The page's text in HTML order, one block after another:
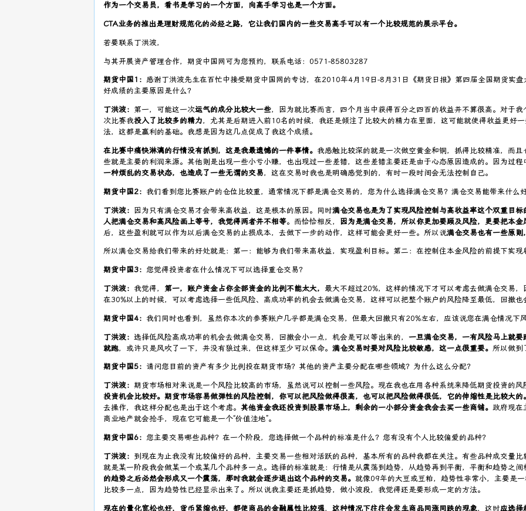
作为一个交易员，看书是学习的一个方面，向高手学习也是一个方面。
CTA业务的推出是理财规范化的必经之路，它让我们国内的一些交易高手可以有一个比较规范的展示平台。
若要联系丁洪波，
与其开展资产管理合作，期货中国网可为您预约，联系电话：0571-85803287
期货中国1： 感谢丁洪波先生在百忙中接受期货中国网的专访，在2010年4月19日-8月31日《期货日报》第四届全国期货实
好成绩的主要原因是什么？
丁洪波： 第一，可能这一次运气的成分比较大一些，因为就比赛而言，四个月当中获得百分之四百的收益并不算很高。对于
次比赛我投入了比较多的精力，尤其是后期进入前10名的时候，我还是倾注了比较大的精力在里面，这可能就使得收益更好
法，这都是赢利的基础。我想是因为这几点促成了我这个成绩。
在比赛中痛快淋漓的行情没有抓到，这是我最遗憾的一件事情。 我感触比较深的就是一次做空黄金和铜，抓得比较精准，而
些就是主要的利润来源。其他则是出现一些小亏小赚，也出现过一些差错，这些差错主要还是由于心态原因造成的。因为过程
一种烦乱的交易状态，也造成了一些无谓的交易，这在交易时我也是明确感觉到的，有时一段时间会无法控制自己。
期货中国2： 我们看到您比赛账户的仓位比较重，通常情况下都是满仓交易的，您为什么选择满仓交易？满仓交易能带来什么好
丁洪波： 因为只有满仓交易才会带来高收益，这是根本的原因。同时满仓交易也是为了实现风险控制与高收益率这个双重目标
人把满仓交易和高风险画上等号，我觉得两者并不相等。而恰恰相反， 因为是满仓交易，所以你更加要顾及风险，更要把本
后，这些盈利就可以作为以后满仓交易的止损成本，去做下一步的动作，这样可能会更好一些。所以说满仓交易也有一些原则
所以满仓交易给我们带来的好处就是：第一：能够为我们带来高收益，实现盈利目标。第二：在控制住本金风险的前提下实现
期货中国3： 您觉得投资者在什么情况下可以选择重仓交易？
丁洪波： 我觉得， 第一，账户资金占你全部资金的比例不能太大， 最大不超过20%，这样的情况下才可以考虑去做满仓交易，
在30%以上的时候，可以考虑选择一些低风险、高成功率的机会去做满仓交易，这样可以把整个账户的风险降至最低，回撤也
期货中国4： 我们同时也看到，虽然你本次的参赛账户几乎都是满仓交易，但最大回撤只有20%左右，应该说您在满仓情况下
丁洪波： 选择低风险高成功率的机会去做满仓交易，回撤会小一点，机会是可以等出来的， 一旦满仓交易，一有风险马上就
就跑，或许只是风吹了一下，并没有狼过来，但这样至少可以保命。 满仓交易时要对风险比较敏感，这一点很重要。 所以做到
期货中国5： 请问您目前的资产有多少比例投在期货市场？其他的资产主要分配在哪些领域？为什么这么分配？
丁洪波： 期货市场相对来说是一个风险比较高的市场，虽然说可以控制一些风险。现在我也在用各种系统来降低期货投资的风
投资机会比较好。期货市场容易做弹性的风险控制，你可以把风险做得很高，也可以把风险做得很低，它的伸缩性是比较大的。
去操作，我这样分配也是出于这个考虑。 其他资金我还投资到股票市场上，剩余的一小部分资金我会去买一些商铺。 政府现在
商业地产就会抢手，现在它可能是一个“价值洼地”。
期货中国6： 您主要交易哪些品种？在一个阶段，您选择做一个品种的标准是什么？您有没有个人比较偏爱的品种？
丁洪波： 到现在为止我没有比较偏好的品种，主要交易一些相对活跃的品种，基本所有的品种我都在关注。有些品种成交量
就是某一阶段我会做某一个或某几个品种多一点。选择的标准就是：行情是从震荡到趋势，从趋势再到平衡，平衡和趋势之间
的趋势之后必然会形成又一个震荡，那时我就会逐步退出这个品种的交易。 就像09年的大豆或豆粕，趋势性非常小，主要是
比较多一点，因为趋势性已经显示出来了。所以说我主要还是抓趋势，做小波段，我觉得还是要形成一定的方法。
现在的量化宽松也好，货币紧缩也好，都使商品的金融属性比较强， 这种情况下往往会发生商品同涨同跌的现象，这时应选择